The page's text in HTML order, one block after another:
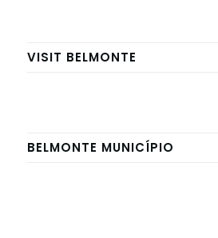
VISIT BELMONTE
BELMONTE MUNICÍPIO